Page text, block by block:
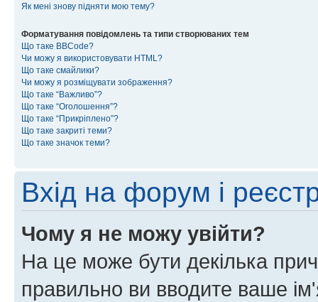
Як мені знову підняти мою тему?
Форматування повідомлень та типи створюваних тем
Що таке BBCode?
Чи можу я використовувати HTML?
Що таке смайлики?
Чи можу я розміщувати зображення?
Що таке “Важливо”?
Що таке “Оголошення”?
Що таке “Прикріплено”?
Що таке закриті теми?
Що таке значок теми?
Вхід на форум і
Чому я не можу увійти?
На це може бути декілька
правильно ви вводите ваше